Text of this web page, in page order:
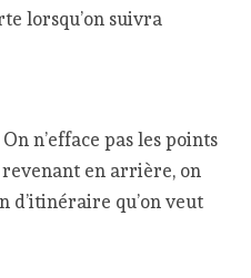
lorsqu’on suivra
n’efface pas les points
en arrière, on
d’itinéraire qu’on veut